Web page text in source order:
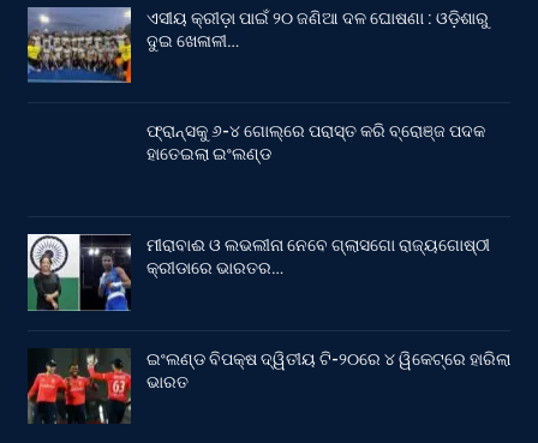
ଏସୀୟ କ୍ରୀଡ଼ା ପାଇଁ ୨୦ ଜଣିଆ ଦଳ ଘୋଷଣା : ଓଡ଼ିଶାରୁ
ଦୁଇ ଖେଳାଳୀ…
ଫ୍ରାନ୍ସକୁ ୬-୪ ଗୋଲ୍‌ରେ ପରାସ୍ତ କରି ବ୍ରୋଞ୍ଜ ପଦକ
ହାତେଇଲା ଇଂଲଣ୍ଡ
ମୀରାବାଈ ଓ ଲଭଲୀନା ନେବେ ଗ୍ଲାସଗୋ ରାଜ୍ୟଗୋଷ୍ଠୀ
କ୍ରୀଡାରେ ଭାରତର…
ଇଂଲଣ୍ଡ ବିପକ୍ଷ ଦ୍ୱିତୀୟ ଟି-୨୦ରେ ୪ ୱିକେଟ୍‌ରେ ହାରିଲା
ଭାରତ